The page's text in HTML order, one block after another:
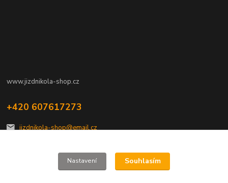
www.jizdnikola-shop.cz
+420 607617273
jizdnikola-shop@email.cz
Nastavení Souhlasím